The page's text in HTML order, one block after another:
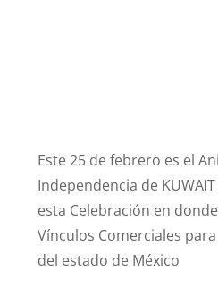
Este 25 de febrero es el
Independencia de KUWAIT
esta Celebración en
Vínculos Comerciales
del estado de México